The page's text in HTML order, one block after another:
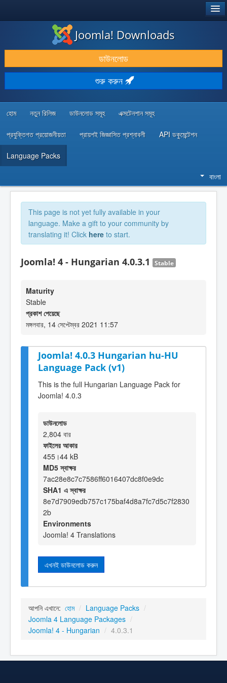
ডাউনলোড & প্রসারিত করুন
আবিষ্কার & শিখুন
কমিউনিটি & সহায়তা
Joomla! Downloads
ডাউনলোড
শুরু করুন
হোম নতুন রিলিজ ডাউনলোড সমূহ এক্সটেনশান সমূহ
প্রযুক্তিগত প্রয়োজনীয়তা প্রায়শই জিজ্ঞাসিত প্রশ্নাবলী API ডকুমেন্টেশন
Language Packs
বাংলা
This page is not yet fully available in your
language. Make a gift to your community by
translating it! Click here to start.
Joomla! 4 - Hungarian 4.0.3.1 Stable
Maturity
Stable
প্রকাশ পেয়েছে
মঙ্গলবার, 14 সেপ্টেম্বর 2021 11:57
Joomla! 4.0.3 Hungarian hu-HU
Language Pack (v1)
This is the full Hungarian Language Pack for
Joomla! 4.0.3
ডাউনলোড
2,804 বার
ফাইলের আকার
455।44 kB
MD5 স্বাক্ষর
7ac28e8c7c7586ff6016407dc8f0e9dc
SHA1 এ স্বাক্ষর
8e7d7909edb757c175baf4d8a7fc7d5c7f2830
2b
Environments
Joomla! 4 Translations
এখনই ডাউনলোড করুন
আপনি এখানে: হোম / Language Packs /
Joomla 4 Language Packages /
Joomla! 4 - Hungarian / 4.0.3.1